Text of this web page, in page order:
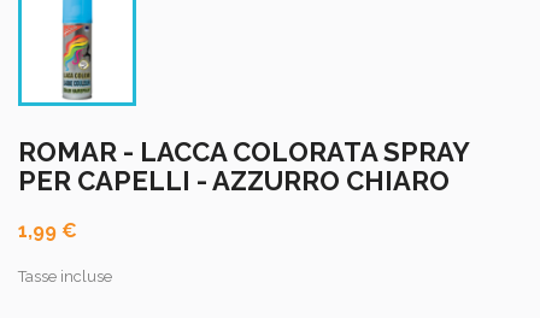
ROMAR - LACCA COLORATA SPRAY
PER CAPELLI - AZZURRO CHIARO
1,99 €
Tasse incluse